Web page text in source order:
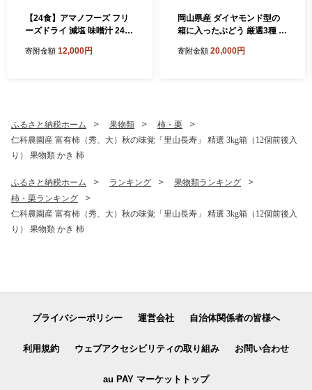
【24食】アマノフーズ フリ
ーズドライ 減塩 味噌汁 24食
詰め合わせ 送料無料【ふる
寄附金額 12,000円
岡山県産 ダイヤモンド型の
箱に入ったぶどう 厳選3種 約
ーロラブラック マイハート
寄附金額 20,000円
ふるさと納税ホーム 果物類
柿・栗
仁科農園産 富有柿（秀、大）秋の味覚「里山長寿」 精選 3kg箱（12個前後入
り） 果物類 かき 柿
ふるさと納税ホーム ランキング
果物類ランキング
柿・栗ランキング
仁科農園産 富有柿（秀、大）秋の味覚「里山長寿」 精選 3kg箱（12個前後入
り） 果物類 かき 柿
プライバシーポリシー 運営会社 自治体関係者の皆様へ
利用規約 ウェブアクセシビリティの取り組み お問い合わせ
au PAY マーケットトップ